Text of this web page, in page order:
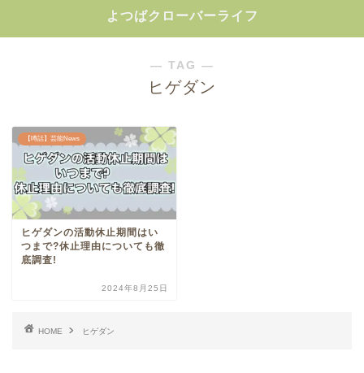
よつばクローバーライフ
― TAG ―
ヒゲダン
【噂話】芸能News
ヒゲダンの活動休止期間はい
つまで?休止理由についても徹
底調査!
2024年8月25日
HOME ヒゲダン